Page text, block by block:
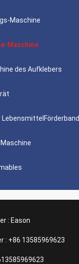
Maschine
Maschine
des Aufklebers
LebensmittelFörderband
: Eason
: +86 13585969623